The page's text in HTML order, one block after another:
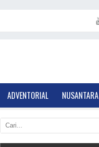
ADVENTORIAL NUSANTARA